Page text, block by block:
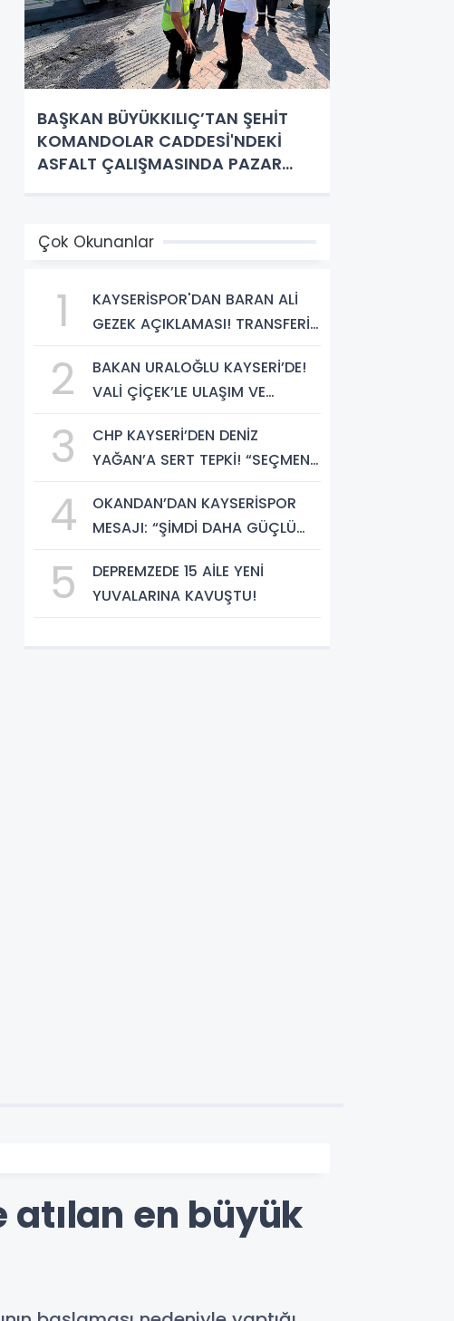
BAŞKAN BÜYÜKKILIÇ’TAN ŞEHİT
KOMANDOLAR CADDESİ'NDEKİ
ASFALT ÇALIŞMASINDA PAZAR
Çok Okunanlar
1
KAYSERİSPOR'DAN BARAN ALİ
GEZEK AÇIKLAMASI! TRANSFERİN
2
BAKAN URALOĞLU KAYSERİ’DE!
VALİ ÇİÇEK’LE ULAŞIM VE
GÖRÜŞTÜ
3
CHP KAYSERİ’DEN DENİZ
YAĞAN’A SERT TEPKİ! “SEÇMEN
BAĞDAŞMAZ”
4
OKANDAN’DAN KAYSERİSPOR
MESAJI: “ŞİMDİ DAHA GÜÇLÜ
5
DEPREMZEDE 15 AİLE YENİ
YUVALARINA KAVUŞTU!
atılan en büyük